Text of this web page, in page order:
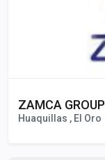
ZAMCA GROUP
Huaquillas , El Oro